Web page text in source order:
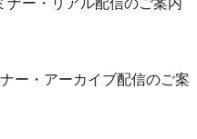
ナー・リアル配信のご案内
ー・アーカイブ配信のご案